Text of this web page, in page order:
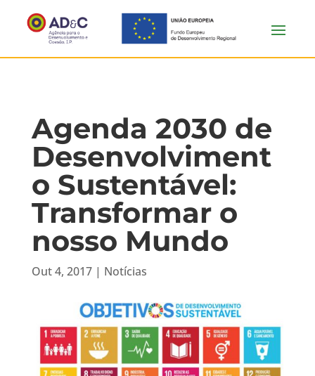
Agenda 2030 de
Desenvolviment
o Sustentável:
Transformar o
nosso Mundo
Out 4, 2017| Notícias